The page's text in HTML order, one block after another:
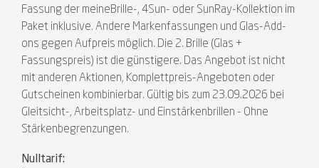
Fassung der meineBrille-, 4Sun- oder SunRay-Kollektion im
Paket inklusive. Andere Markenfassungen und Glas-Add-
ons gegen Aufpreis möglich. Die 2. Brille (Glas +
Fassungspreis) ist die günstigere. Das Angebot ist nicht
mit anderen Aktionen, Komplettpreis-Angeboten oder
Gutscheinen kombinierbar. Gültig bis zum 23.09.2026 bei
Gleitsicht-, Arbeitsplatz- und Einstärkenbrillen - Ohne
Stärkenbegrenzungen.
Nulltarif: